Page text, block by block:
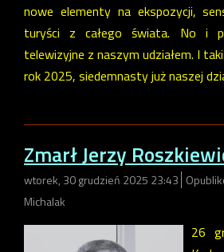
nowe elementy na ekspozycji,
turyści z całego świata. No i
telewizyjne z naszym udziałem. I
rok 2025, siedemnasty już naszej
Zmarł Jerzy
wtorek, 30 grudzień 2025 23:43
Michalak
26